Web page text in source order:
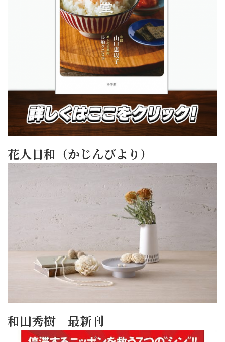
花人日和（かじんびより）
和田秀樹 最新刊